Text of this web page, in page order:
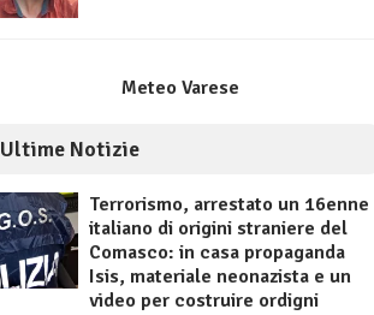
Meteo Varese
Ultime Notizie
Terrorismo, arrestato un 16enne
italiano di origini straniere del
Comasco: in casa propaganda
Isis, materiale neonazista e un
video per costruire ordigni